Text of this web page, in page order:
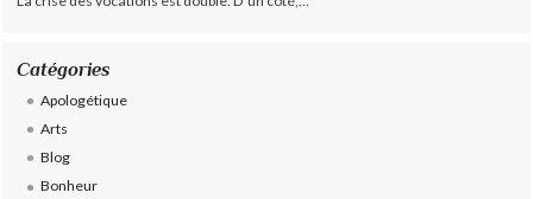
Catégories
Apologétique
Arts
Blog
Bonheur